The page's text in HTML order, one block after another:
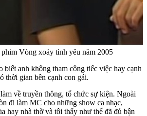
Vòng xoáy tình yêu năm 2005
biết anh không tham công tiếc việc hay cạnh
thời gian bên cạnh con gái.
về truyền thông, tổ chức sự kiện. Ngoài
đi làm MC cho những show ca nhạc,
hay nhà thờ và tôi thấy như thế đã đủ bận